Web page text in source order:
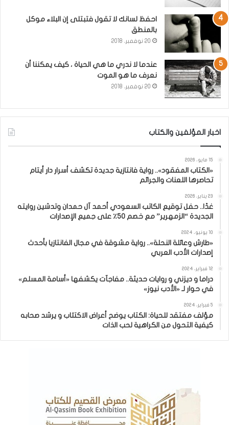
احفظ لسانك لا تقول فتبتلى إن البلاء موكل
بالمنطق
20 نوفمبر، 2018
عندما لا ندري ما هي الحياة ، كيف يمكننا أن
نعرف ما هو الموت
20 نوفمبر، 2018
اخبار المؤلفين والكتاب
15 مايو، 2026
«الكتاب المفقود».. رواية فانتازية جديدة تكشف أسرار دار أيتام
تحاصرها اللعنات والجرائم
23 يناير، 2026
غدًا.. حفل توقيع الكاتب السعودي أحمد آل حمدان وتدشين روايته
الجديدة “الزمهرير” مع خصم 50٪ على جميع الإصدارات
10 يونيو، 2024
«طارش وعائلة النحلة».. رواية مشوقة في مجال الفانتازيا بأحدث
إصدارات الأدب العربي
12 فبراير، 2024
دراما و ديزني و روايات حديثة.. مفاجآت يكشفها «أسامة المسلم»
في حوار لـ «الأدب نيوز»
5 فبراير، 2024
مؤلف مفتقد للحياة: الكتاب يوضح أعراض الاكتئاب و يرشد صحابه
كيفية التحول من الكراهية لحب الذات